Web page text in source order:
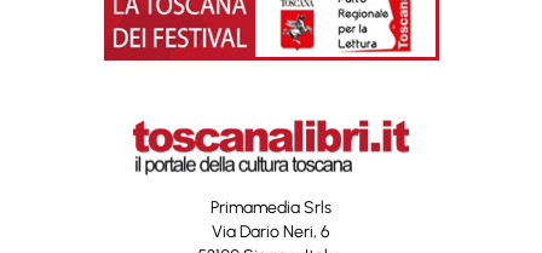
Primamedia Srls
Via Dario Neri, 6